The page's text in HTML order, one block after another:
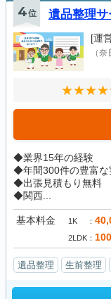
4位 遺品整理
[運
（
◆業界15年の経験
◆年間300件の豊富な
◆出張見積もり無料
◆関西...
基本料金 1K
2LDK
遺品整理 生前整理